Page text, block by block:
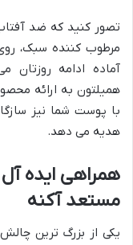
تصور کنید که ضد
مرطوب کننده سبک،
آماده ادامه
همیلتون به ارائه
با پوست شما نیز
هدیه می دهد.
همراهی ایده
مستعد آکنه
یکی از بزرگ ترین